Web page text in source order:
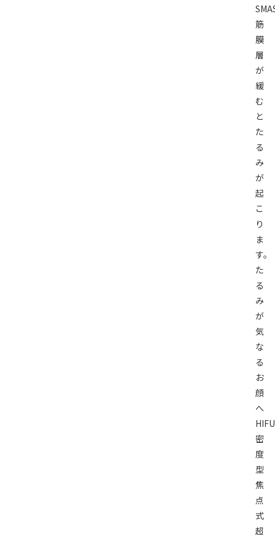
筋
膜
層
が
緩
む
と
た
る
み
が
起
こ
り
ま
す
た
る
み
が
気
な
る
お
顔
へ
密
度
型
焦
点
式
超